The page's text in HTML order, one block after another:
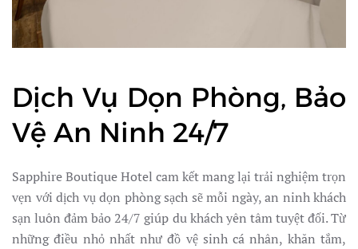
Dịch Vụ Dọn Phòng, Bảo
Vệ An Ninh 24/7
Sapphire Boutique Hotel cam kết mang lại trải nghiệm trọn
vẹn với dịch vụ dọn phòng sạch sẽ mỗi ngày, an ninh khách
sạn luôn đảm bảo 24/7 giúp du khách yên tâm tuyệt đối. Từ
những điều nhỏ nhất như đồ vệ sinh cá nhân, khăn tắm,